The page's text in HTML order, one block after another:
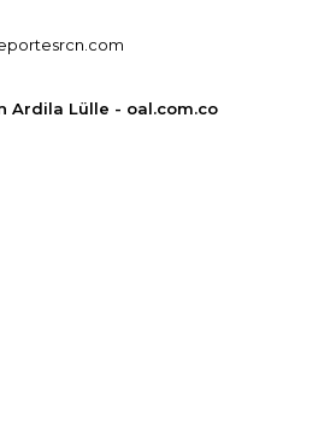
Ardila Lülle - oal.com.co